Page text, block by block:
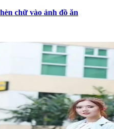
chữ vào ảnh đồ ăn